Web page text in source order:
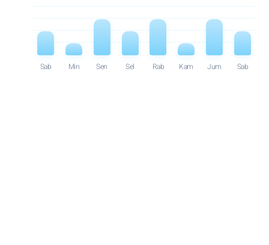
Sab Min Sen Sel Rab Kam Jum Sab